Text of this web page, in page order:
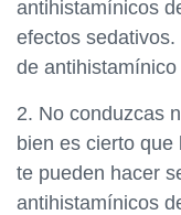
antihistamínicos
efectos
de
2. No conduzcas
bien es cierto
te pueden hacer
antihistamínicos